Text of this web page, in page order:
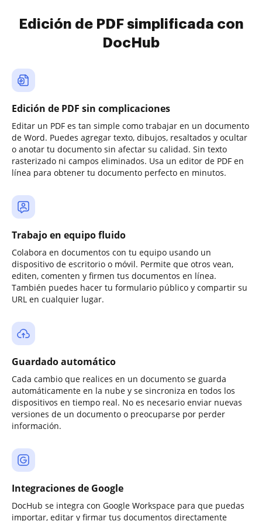
Edición de PDF simplificada con
DocHub
Edición de PDF sin complicaciones
Editar un PDF es tan simple como trabajar en un documento
de Word. Puedes agregar texto, dibujos, resaltados y ocultar
o anotar tu documento sin afectar su calidad. Sin texto
rasterizado ni campos eliminados. Usa un editor de PDF en
línea para obtener tu documento perfecto en minutos.
Trabajo en equipo fluido
Colabora en documentos con tu equipo usando un
dispositivo de escritorio o móvil. Permite que otros vean,
editen, comenten y firmen tus documentos en línea.
También puedes hacer tu formulario público y compartir su
URL en cualquier lugar.
Guardado automático
Cada cambio que realices en un documento se guarda
automáticamente en la nube y se sincroniza en todos los
dispositivos en tiempo real. No es necesario enviar nuevas
versiones de un documento o preocuparse por perder
información.
Integraciones de Google
DocHub se integra con Google Workspace para que puedas
importar, editar y firmar tus documentos directamente